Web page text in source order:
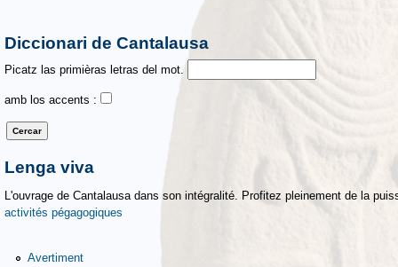
Diccionari de Cantalausa
Picatz las primièras letras del mot.
amb los accents :
Lenga viva
L'ouvrage de Cantalausa dans son intégralité. Profitez pleinement de la
activités pégagogiques
Avertiment